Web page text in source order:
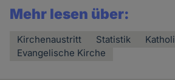
Mehr lesen über:
Kirchenaustritt Statistik
Evangelische Kirche